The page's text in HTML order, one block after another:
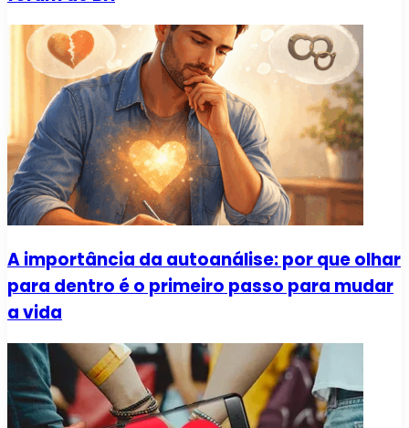
A importância da autoanálise: por que olhar
para dentro é o primeiro passo para mudar
a vida